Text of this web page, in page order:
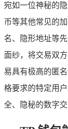
宛如一位神秘的
币等其他常见的
名、隐形地址等
面纱，将交易双
易具有极高的匿
格要求的特定用
全、隐秘的数字交